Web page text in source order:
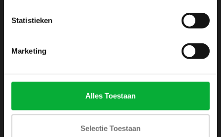
Statistieken
Marketing
Alles Toestaan
Selectie Toestaan
Disclaimer
Privacy Policy